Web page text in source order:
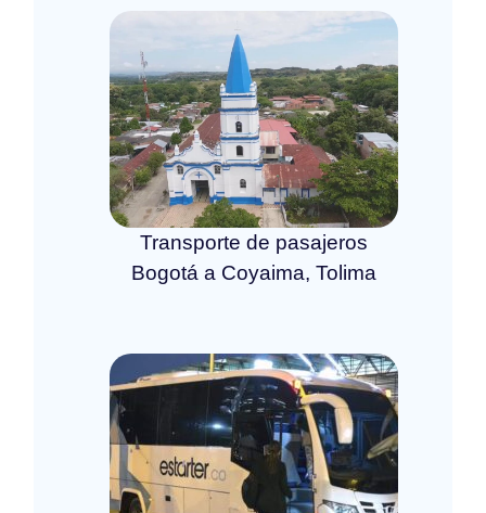
Transporte de pasajeros
Bogotá a Coyaima, Tolima